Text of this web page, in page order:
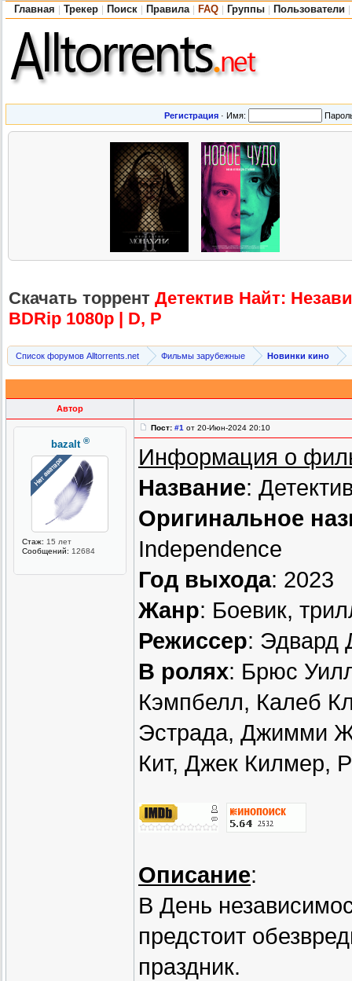
Главная Трекер Поиск Правила FAQ Группы Пользователи
Регистрация · Имя:
Скачать торрент Детектив Найт:
BDRip 1080p | D, P
Список форумов Alltorrents.net Фильмы зарубежные Новинки кино
Автор
bazalt ®
Стаж: 15 лет
Сообщений: 12684
Пост: #1 от 20-Июн-2024 20:10
Информация о
Название:
Оригинальное
Independence
Год выхода: 2023
Жанр: Боевик,
Режиссер: Эдвард
В ролях: Брюс
Кэмпбелл, Калеб
Эстрада, Джимми
Кит, Джек Килмер,
Описание:
В День
предстоит
праздник.